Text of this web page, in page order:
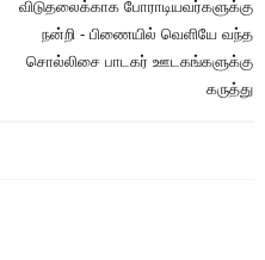
விடுதலைக்காக போராடியவர்களுக்கு
நன்றி - பிணையில் வெளியே வந்த
சொல்லிசை பாடகர் ஊடகங்களுக்கு
கருத்து